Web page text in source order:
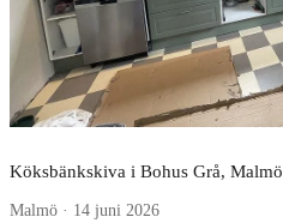
Köksbänkskiva i Bohus Grå, Malmö
Malmö · 14 juni 2026